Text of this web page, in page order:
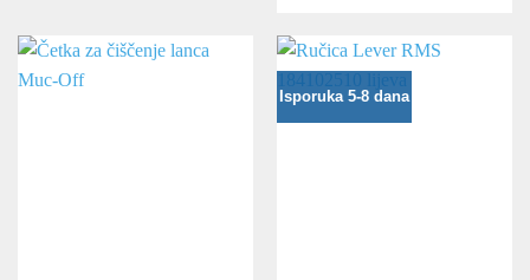
Isporuka 5-8 dana